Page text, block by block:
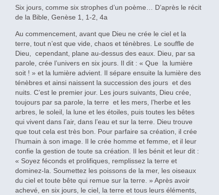
Six jours, comme six strophes d’un poème… D’après le récit
de la Bible, Genèse 1, 1-2, 4a
Au commencement, avant que Dieu ne crée le ciel et la
terre, tout n’est que vide, chaos et ténèbres. Le souffle de
Dieu, cependant, plane au-dessus des eaux. Dieu, par sa
parole, crée l’univers en six jours. Il dit : « Que la lumière
soit ! » et la lumière advient. Il sépare ensuite la lumière des
ténèbres et ainsi naissent la succession des jours et des
nuits. C’est le premier jour. Les jours suivants, Dieu crée,
toujours par sa parole, la terre et les mers, l’herbe et les
arbres, le soleil, la lune et les étoiles, puis toutes les bêtes
qui vivent dans l’air, dans l’eau et sur la terre. Dieu trouve
que tout cela est très bon. Pour parfaire sa création, il crée
l’humain à son image. Il le crée homme et femme, et il leur
confie la gestion de toute sa création. Il les bénit et leur dit :
« Soyez féconds et prolifiques, remplissez la terre et
dominez-la. Soumettez les poissons de la mer, les oiseaux
du ciel et toute bête qui remue sur la terre. » Après avoir
achevé, en six jours, le ciel, la terre et tous leurs éléments,